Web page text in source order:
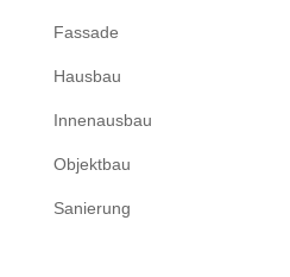
Fassade
Hausbau
Innenausbau
Objektbau
Sanierung